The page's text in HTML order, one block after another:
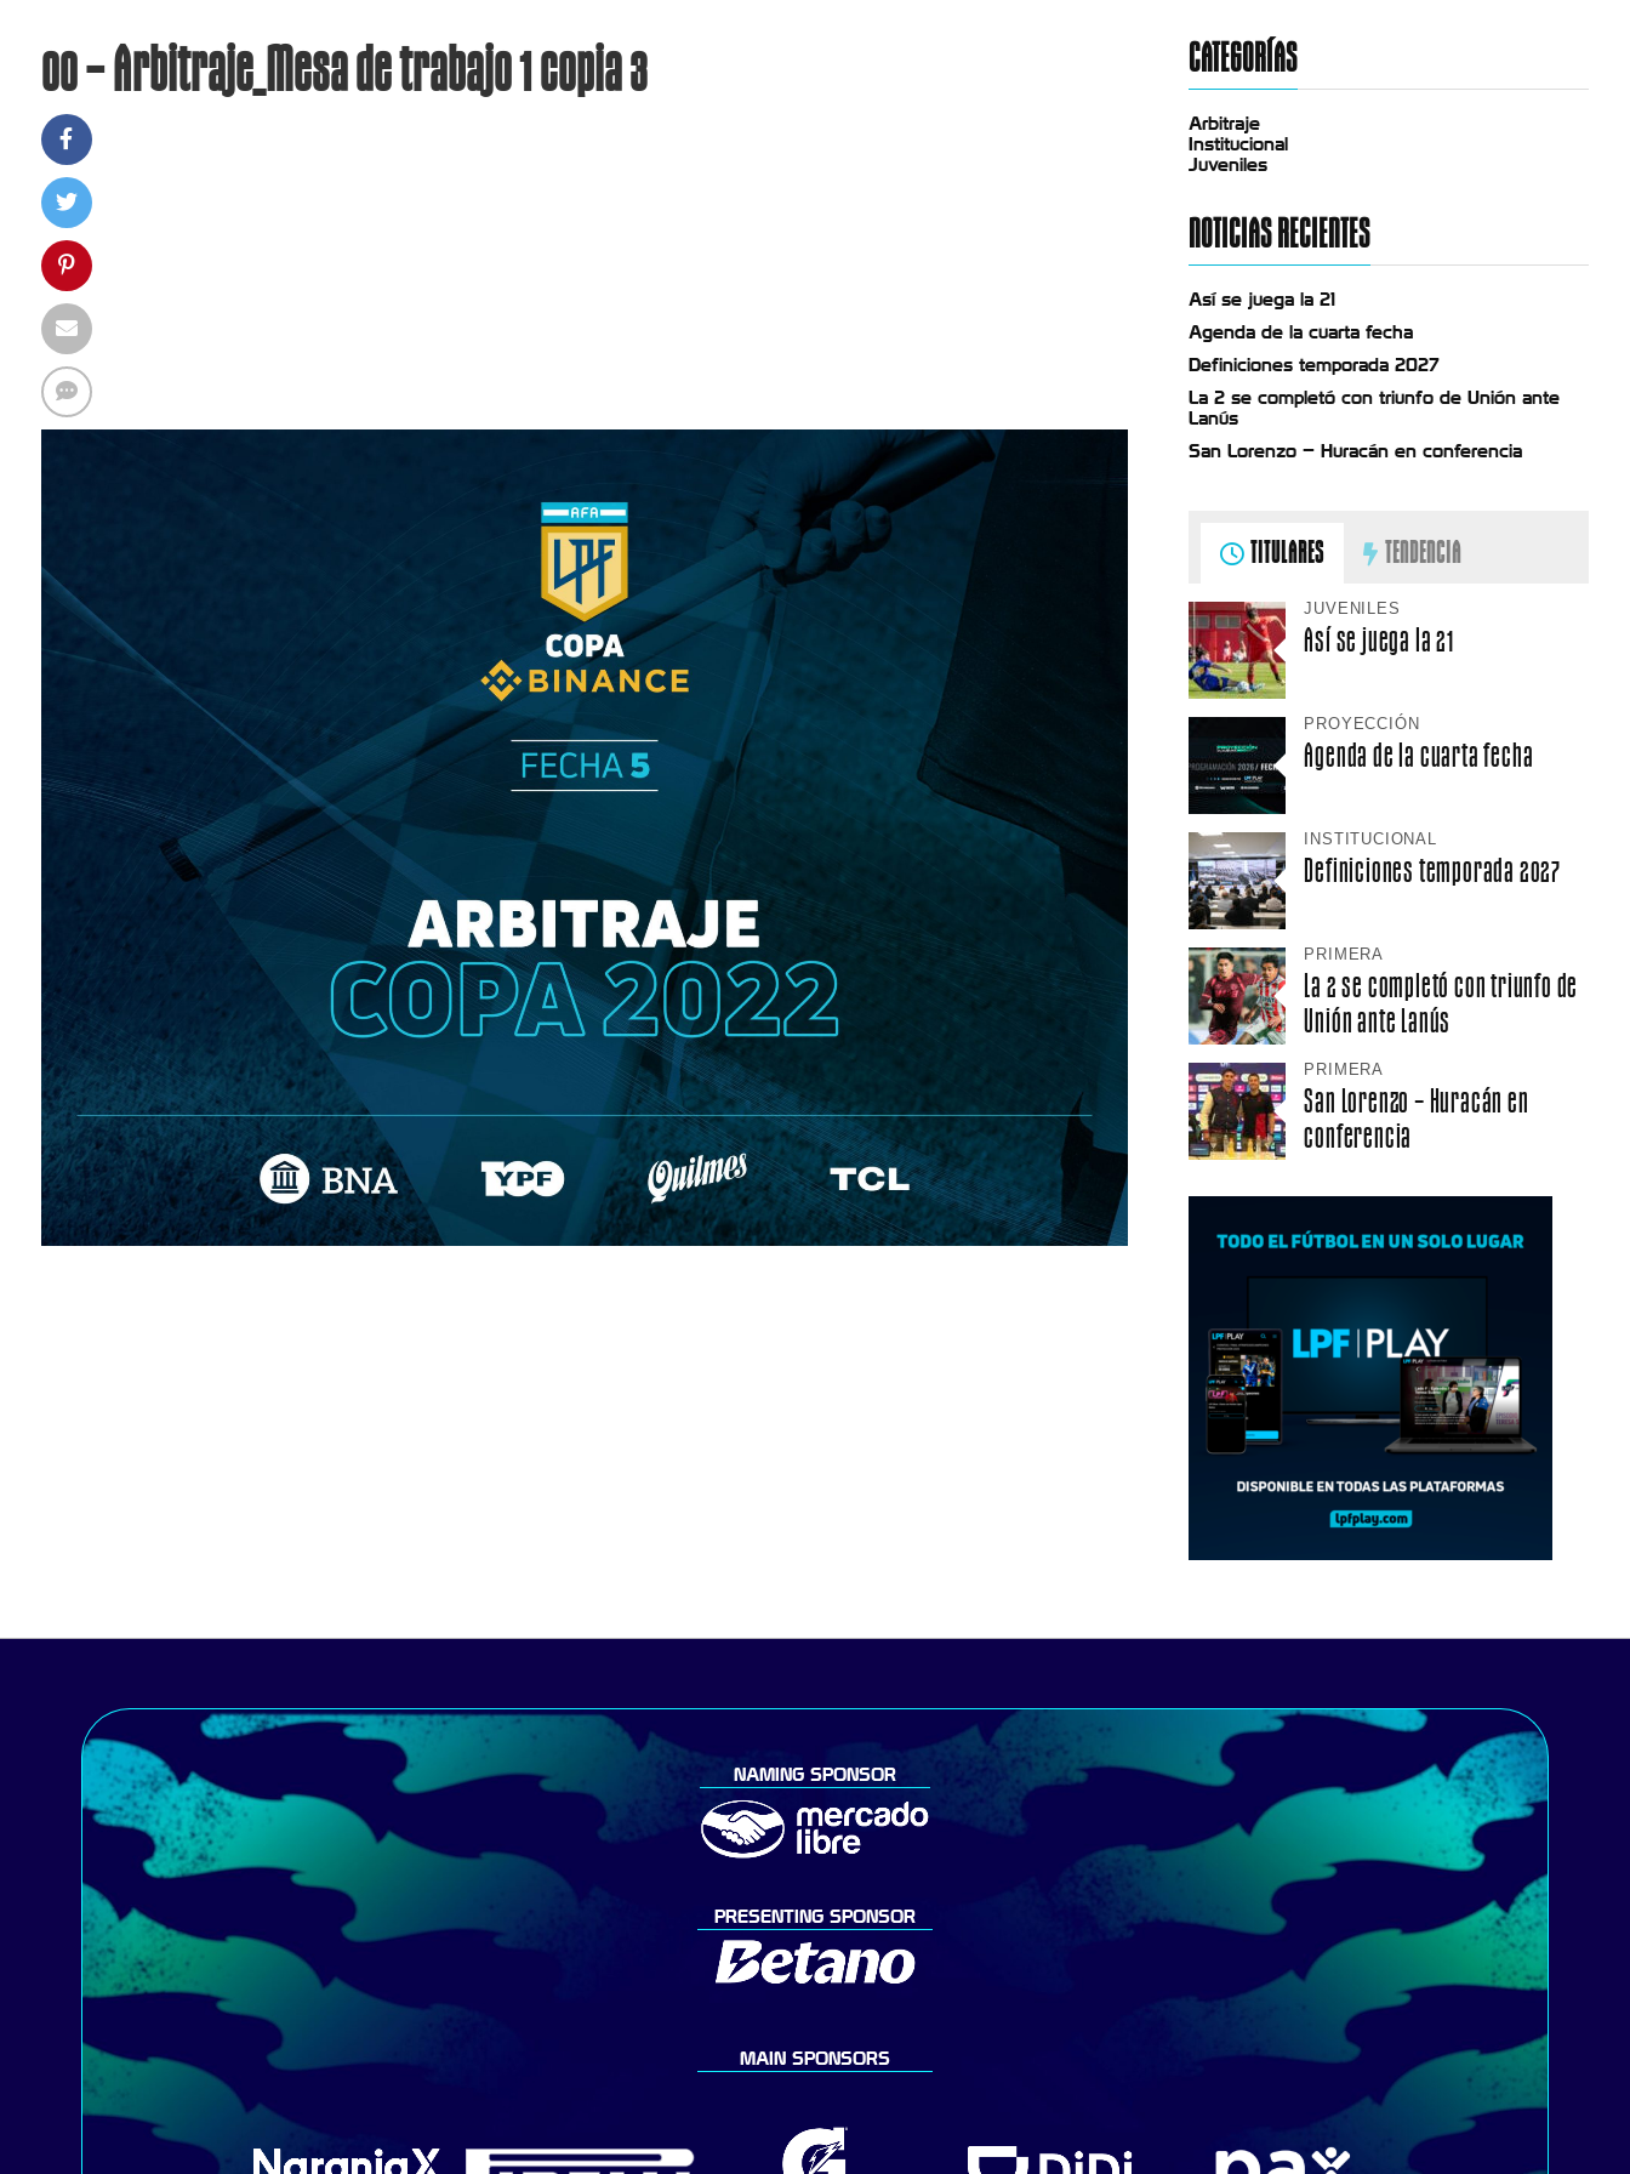
00 – Arbitraje_Mesa de trabajo 1 copia 3 CATEGORÍAS
Arbitraje
Institucional
Juveniles
NOTICIAS RECIENTES
Así se juega la 21
Agenda de la cuarta fecha
Definiciones temporada 2027
La 2 se completó con triunfo de Unión ante
Lanús
San Lorenzo – Huracán en conferencia
TITULARES TENDENCIA
JUVENILES
Así se juega la 21
PROYECCIÓN
Agenda de la cuarta fecha
INSTITUCIONAL
Definiciones temporada 2027
PRIMERA
La 2 se completó con triunfo de
Unión ante Lanús
PRIMERA
San Lorenzo – Huracán en
conferencia
NAMING SPONSOR
PRESENTING SPONSOR
MAIN SPONSORS